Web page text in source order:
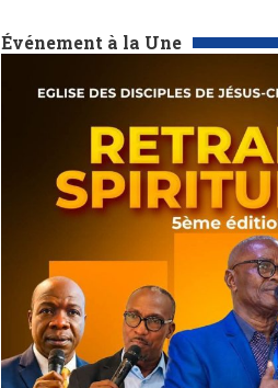
Événement à la Une